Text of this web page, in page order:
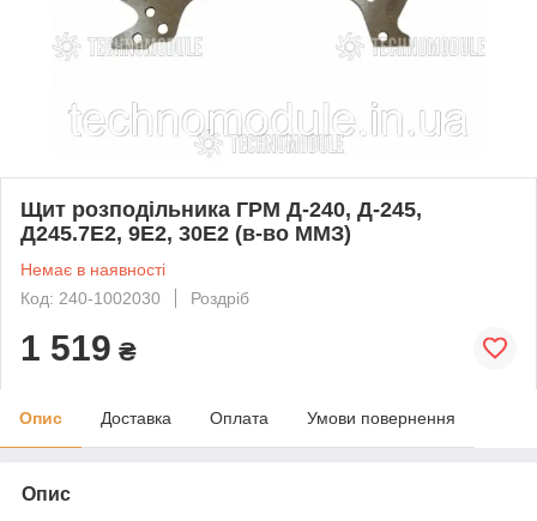
Щит розподільника ГРМ Д-240, Д-245,
Д245.7Е2, 9Е2, 30Е2 (в-во ММЗ)
Немає в наявності
Код: 240-1002030
Роздріб
1 519 ₴
Опис Доставка Оплата Умови повернення
Опис